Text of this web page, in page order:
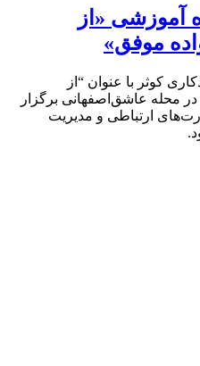
آموزشی «از
موفق»
کوثر با عنوان “از
محله عاشق‌اصفهانی برگزار
ارتباطی و مدیریت